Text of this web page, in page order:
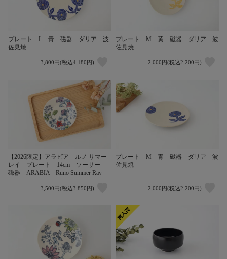
プレート L 青 磁器 ダリア 波
佐見焼
3,800円(税込4,180円)
プレート M 黄 磁器 ダリア 波
佐見焼
2,000円(税込2,200円)
【2026限定】アラビア ルノ サマー
レイ プレート 14cm ソーサー
磁器 ARABIA Runo Summer Ray
3,500円(税込3,850円)
プレート M 青 磁器 ダリア 波
佐見焼
2,000円(税込2,200円)